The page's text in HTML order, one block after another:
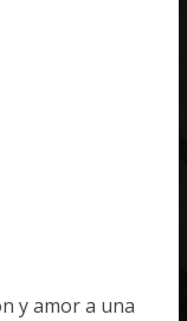
y amor a una